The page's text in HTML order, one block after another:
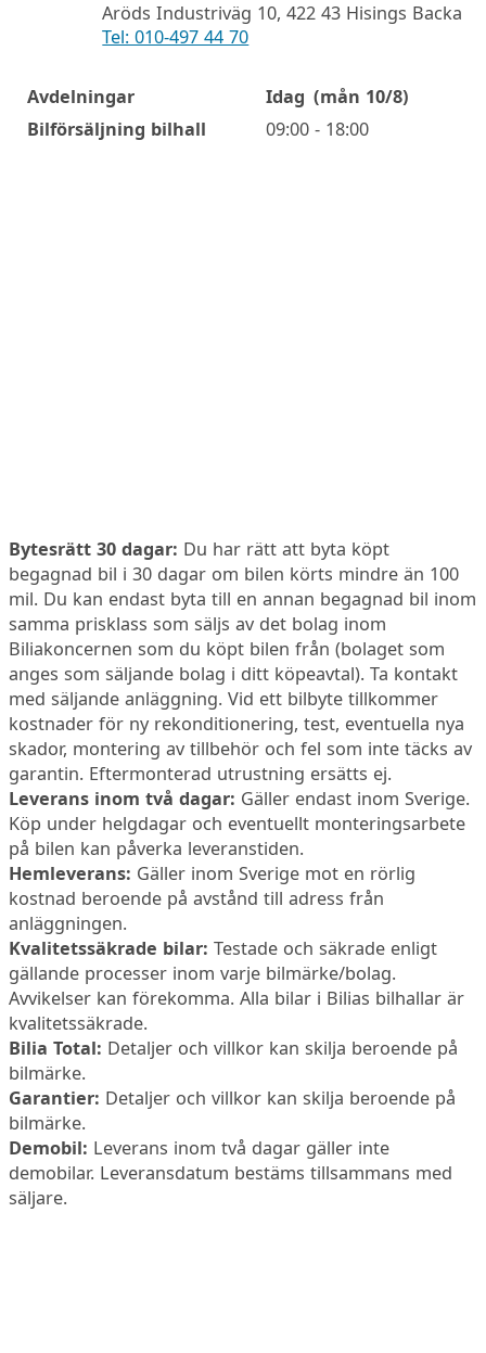
Aröds Industriväg 10, 422 43 Hisings Backa
Tel: 010-497 44 70
Öppettider
Avdelningar Idag (mån 10/8)
Bilförsäljning bilhall
09:00 - 18:00
Bytesrätt 30 dagar: Du har rätt att byta köpt
begagnad bil i 30 dagar om bilen körts mindre än 100
mil. Du kan endast byta till en annan begagnad bil inom
samma prisklass som säljs av det bolag inom
Biliakoncernen som du köpt bilen från (bolaget som
anges som säljande bolag i ditt köpeavtal). Ta kontakt
med säljande anläggning. Vid ett bilbyte tillkommer
kostnader för ny rekonditionering, test, eventuella nya
skador, montering av tillbehör och fel som inte täcks av
garantin. Eftermonterad utrustning ersätts ej.
Leverans inom två dagar: Gäller endast inom Sverige.
Köp under helgdagar och eventuellt monteringsarbete
på bilen kan påverka leveranstiden.
Hemleverans: Gäller inom Sverige mot en rörlig
kostnad beroende på avstånd till adress från
anläggningen.
Kvalitetssäkrade bilar: Testade och säkrade enligt
gällande processer inom varje bilmärke/bolag.
Avvikelser kan förekomma. Alla bilar i Bilias bilhallar är
kvalitetssäkrade.
Bilia Total: Detaljer och villkor kan skilja beroende på
bilmärke.
Garantier: Detaljer och villkor kan skilja beroende på
bilmärke.
Demobil: Leverans inom två dagar gäller inte
demobilar. Leveransdatum bestäms tillsammans med
säljare.